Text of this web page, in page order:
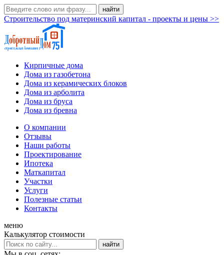
Строительство под материнский капитал - проекты и цены >>
Кирпичные дома
Дома из газобетона
Дома из керамических блоков
Дома из арболита
Дома из бруса
Дома из бревна
О компании
Отзывы
Наши работы
Проектирование
Ипотека
Маткапитал
Участки
Услуги
Полезные статьи
Контакты
меню
Калькулятор стоимости